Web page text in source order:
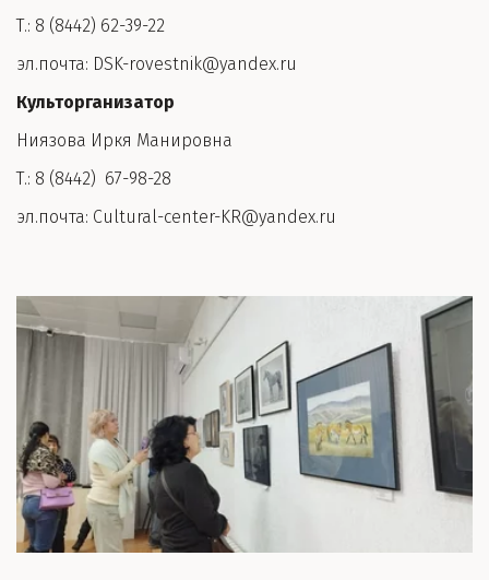
Т.: 8 (8442) 62-39-22
эл.почта: DSK-rovestnik@yandex.ru
Культорганизатор
Ниязова Иркя Манировна
Т.: 8 (8442)  67-98-28
эл.почта: Cultural-center-KR@yandex.ru